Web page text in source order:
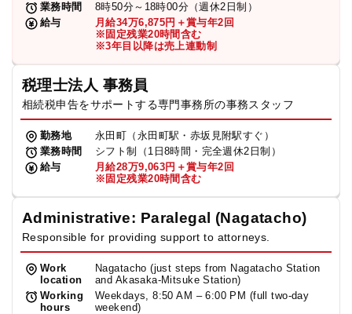
業務時間
8時50分～18時00分（週休2日制）
給与
月給34万6,875円＋賞与年2回
※固定残業20時間含む
※3年目以降は売上連動制
税理士法人 事務員
相続税申告をサポートする専門事務所の事務スタッフ
勤務地
永田町（永田町駅・赤坂見附駅すぐ）
業務時間
シフト制（1日8時間・完全週休2日制）
給与
月給28万9,063円＋賞与年2回
※固定残業20時間含む
Administrative: Paralegal (Nagatacho)
Responsible for providing support to attorneys.
Work
location
Nagatacho (just steps from Nagatacho Station
and Akasaka-Mitsuke Station)
Working
hours
Weekdays, 8:50 AM – 6:00 PM (full two-day
weekend)